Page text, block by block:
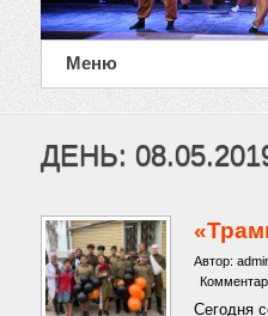
Меню
ДЕНЬ:
Автор:
Сегодня